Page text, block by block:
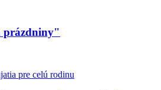
prázdniny"
pre celú rodinu